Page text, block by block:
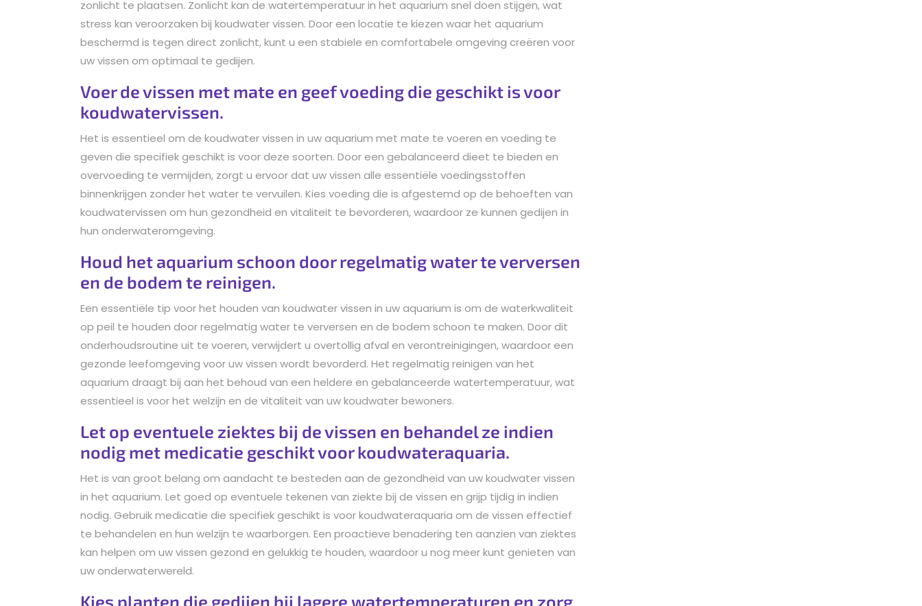
zonlicht te plaatsen. Zonlicht kan de watertemperatuur in het aquarium snel doen stijgen, wat
stress kan veroorzaken bij koudwater vissen. Door een locatie te kiezen waar het aquarium
beschermd is tegen direct zonlicht, kunt u een stabiele en comfortabele omgeving creëren voor
uw vissen om optimaal te gedijen.
Voer de vissen met mate en geef voeding die geschikt is voor
koudwatervissen.
Het is essentieel om de koudwater vissen in uw aquarium met mate te voeren en voeding te
geven die specifiek geschikt is voor deze soorten. Door een gebalanceerd dieet te bieden en
overvoeding te vermijden, zorgt u ervoor dat uw vissen alle essentiële voedingsstoffen
binnenkrijgen zonder het water te vervuilen. Kies voeding die is afgestemd op de behoeften van
koudwatervissen om hun gezondheid en vitaliteit te bevorderen, waardoor ze kunnen gedijen in
hun onderwateromgeving.
Houd het aquarium schoon door regelmatig water te verversen
en de bodem te reinigen.
Een essentiële tip voor het houden van koudwater vissen in uw aquarium is om de waterkwaliteit
op peil te houden door regelmatig water te verversen en de bodem schoon te maken. Door dit
onderhoudsroutine uit te voeren, verwijdert u overtollig afval en verontreinigingen, waardoor een
gezonde leefomgeving voor uw vissen wordt bevorderd. Het regelmatig reinigen van het
aquarium draagt bij aan het behoud van een heldere en gebalanceerde watertemperatuur, wat
essentieel is voor het welzijn en de vitaliteit van uw koudwater bewoners.
Let op eventuele ziektes bij de vissen en behandel ze indien
nodig met medicatie geschikt voor koudwateraquaria.
Het is van groot belang om aandacht te besteden aan de gezondheid van uw koudwater vissen
in het aquarium. Let goed op eventuele tekenen van ziekte bij de vissen en grijp tijdig in indien
nodig. Gebruik medicatie die specifiek geschikt is voor koudwateraquaria om de vissen effectief
te behandelen en hun welzijn te waarborgen. Een proactieve benadering ten aanzien van ziektes
kan helpen om uw vissen gezond en gelukkig te houden, waardoor u nog meer kunt genieten van
uw onderwaterwereld.
Kies planten die gedijen bij lagere watertemperaturen en zorg